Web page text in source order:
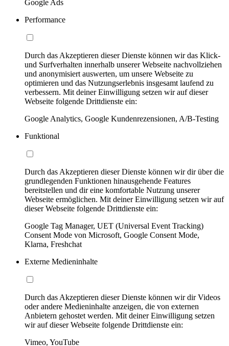
Google Ads
Performance
Durch das Akzeptieren dieser Dienste können wir das Klick-
und Surfverhalten innerhalb unserer Webseite nachvollziehen
und anonymisiert auswerten, um unsere Webseite zu
optimieren und das Nutzungserlebnis insgesamt laufend zu
verbessern. Mit deiner Einwilligung setzen wir auf dieser
Webseite folgende Drittdienste ein:
Google Analytics, Google Kundenrezensionen, A/B-Testing
Funktional
Durch das Akzeptieren dieser Dienste können wir dir über die
grundlegenden Funktionen hinausgehende Features
bereitstellen und dir eine komfortable Nutzung unserer
Webseite ermöglichen. Mit deiner Einwilligung setzen wir auf
dieser Webseite folgende Drittdienste ein:
Google Tag Manager, UET (Universal Event Tracking)
Consent Mode von Microsoft, Google Consent Mode,
Klarna, Freshchat
Externe Medieninhalte
Durch das Akzeptieren dieser Dienste können wir dir Videos
oder andere Medieninhalte anzeigen, die von externen
Anbietern gehostet werden. Mit deiner Einwilligung setzen
wir auf dieser Webseite folgende Drittdienste ein:
Vimeo, YouTube